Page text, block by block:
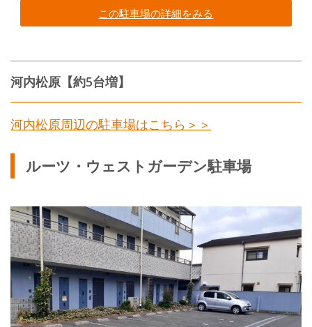
この駐車場の詳細をみる
河内松原【約5台増】
河内松原周辺の駐車場はこちら＞＞
ルーツ・ウェストガーデン駐車場